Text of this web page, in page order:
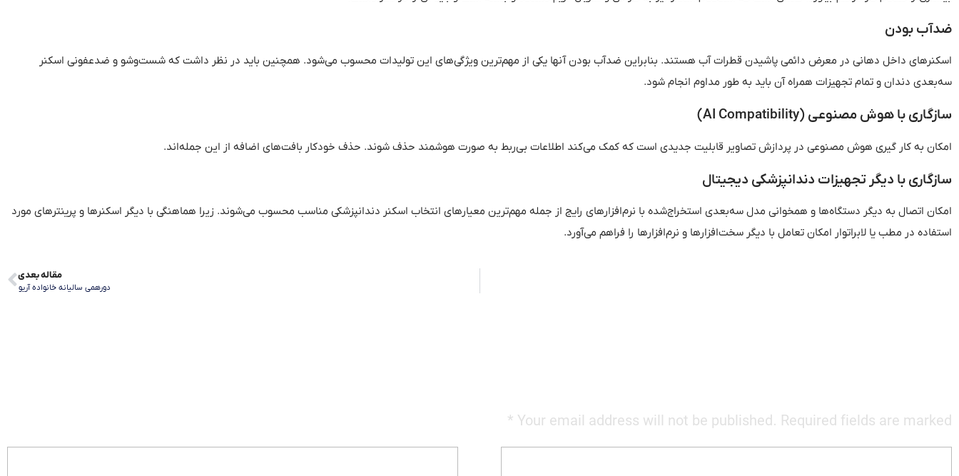
ضدآب بودن
اسکنرهای داخل دهانی در معرض دائمی پاشیدن قطرات آب هستند. بنابراین ضدآب بودن آنها یکی از مهم‌ترین ویژگی‌های این تولیدات محسوب می‌شود. همچنین باید در نظر داشت که شست‌وشو و ضدعفونی اسکنر
سه‌بعدی دندان و تمام تجهیزات همراه آن باید به طور مداوم انجام شود.
سازگاری با هوش مصنوعی (
AI Compatibility)
امکان به کار گیری هوش مصنوعی در پردازش تصاویر قابلیت جدیدی است که کمک می‌کند اطلاعات بی‌ربط به صورت هوشمند حذف شوند. حذف خودکار بافت‌های اضافه از این جمله‌اند.
سازگاری با دیگر تجهیزات دندانپزشکی دیجیتال
امکان اتصال به دیگر دستگاه‌ها و همخوانی مدل سه‌بعدی استخراج‌شده با نرم‌افزارهای رایج از جمله مهم‌ترین معیارهای انتخاب اسکنر دندانپزشکی مناسب محسوب می‌شوند. زیرا هماهنگی با دیگر اسکنرها و پرینترهای مورد
استفاده در مطب یا لابراتوار امکان تعامل با دیگر سخت‌افزارها و نرم‌افزارها را فراهم می‌آورد.
مقاله بعدی
دورهمی سالیانه خانواده آریو
Your email address will not be published. Required fields are marked *